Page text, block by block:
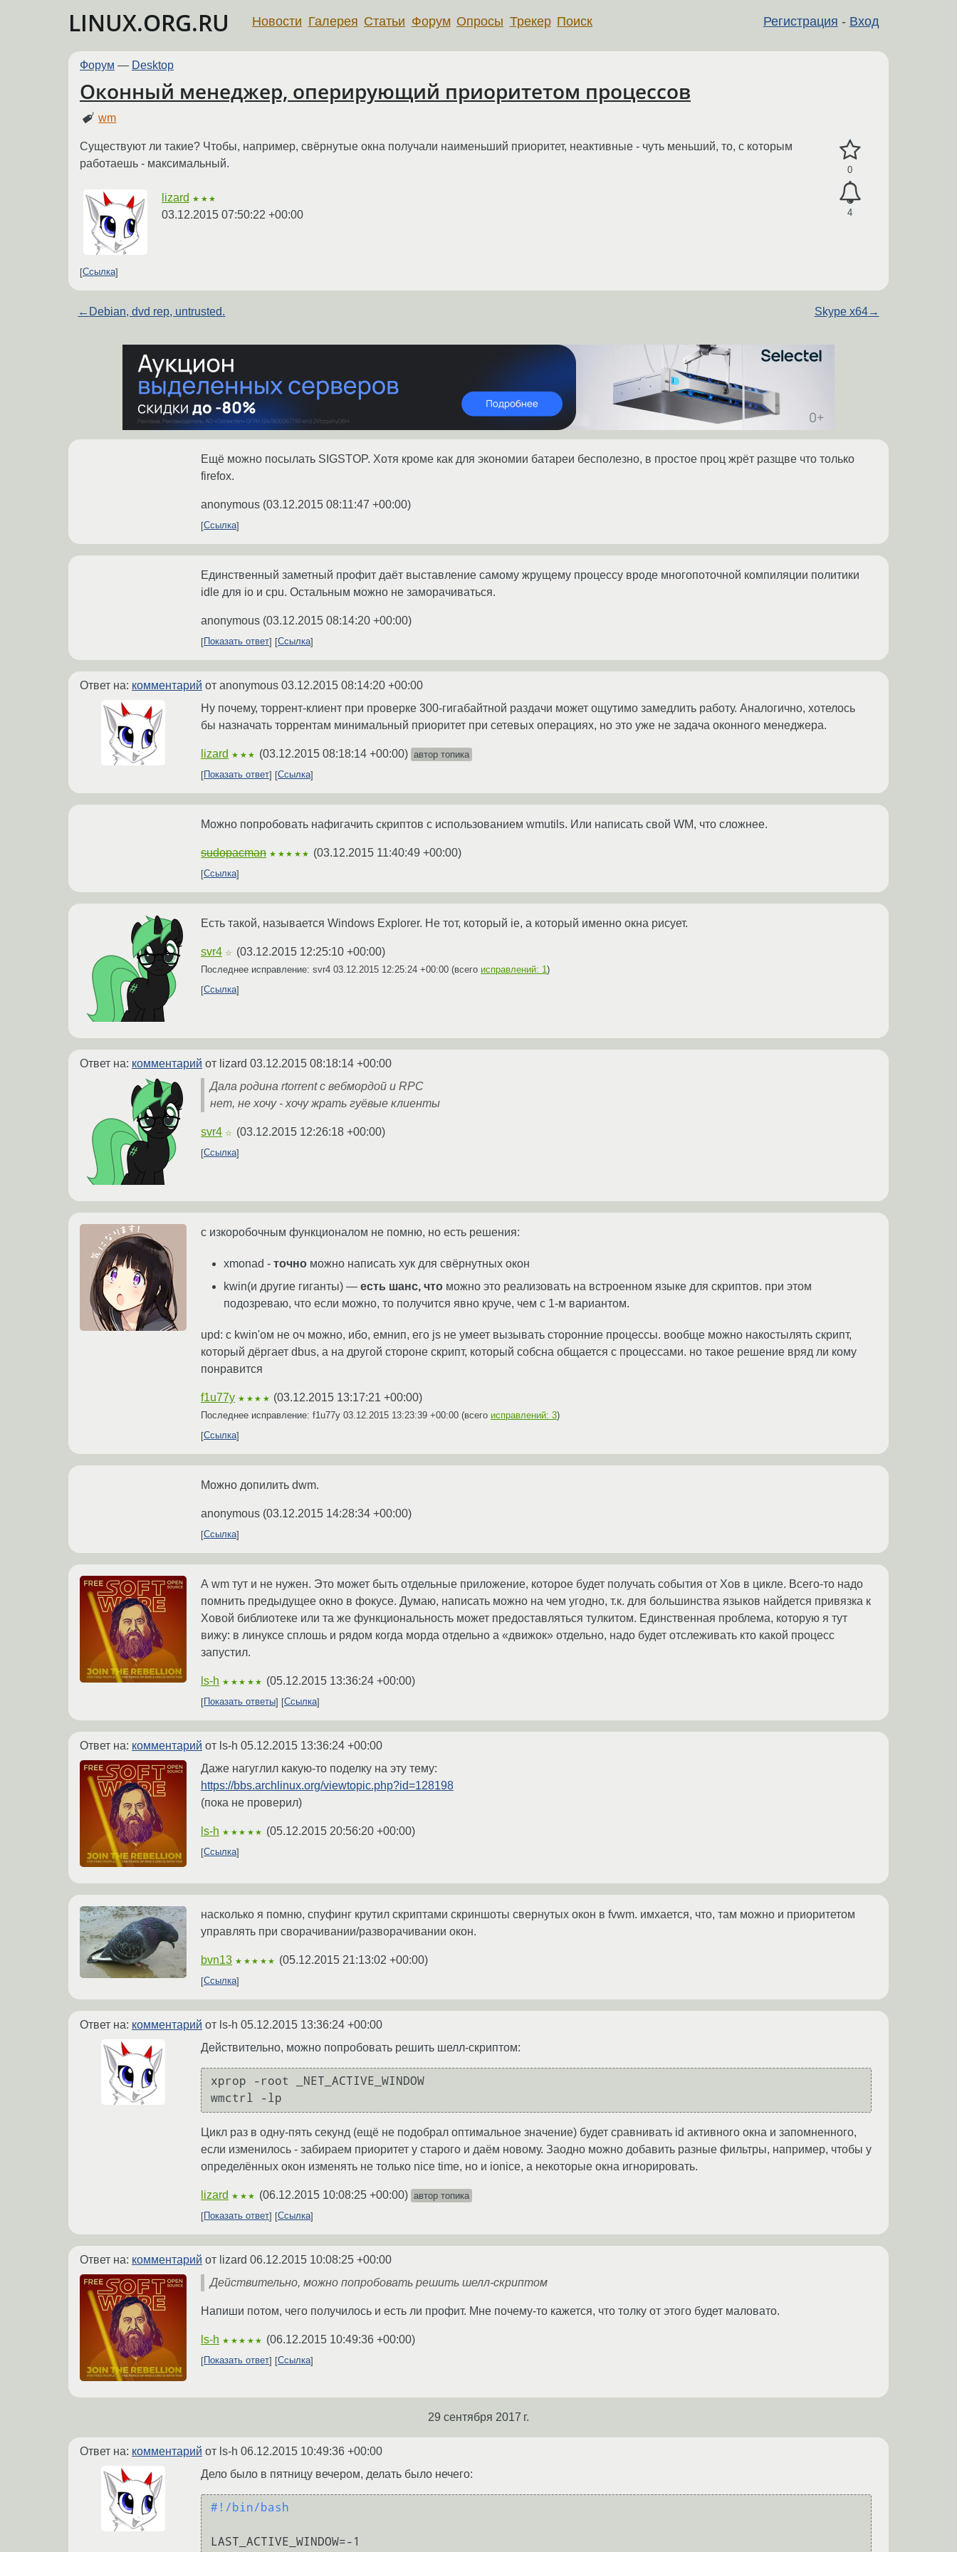
LINUX.ORG.RU Регистрация - Вход
Новости Галерея Статьи Форум Опросы Трекер Поиск
Форум — Desktop
Оконный менеджер, оперирующий приоритетом процессов
wm
0
4
Существуют ли такие? Чтобы, например, свёрнутые окна получали наименьший приоритет, неактивные - чуть меньший, то, с которым
работаешь - максимальный.
lizard ★★★
03.12.2015 07:50:22 +00:00
Ссылка
← Debian, dvd rep, untrusted. Skype x64→
Ещё можно посылать SIGSTOP. Хотя кроме как для экономии батареи бесполезно, в простое проц жрёт разщве что только
firefox.
anonymous (03.12.2015 08:11:47 +00:00)
Ссылка
Единственный заметный профит даёт выставление самому жрущему процессу вроде многопоточной компиляции политики
idle для io и cpu. Остальным можно не заморачиваться.
anonymous (03.12.2015 08:14:20 +00:00)
Показать ответ Ссылка
Ответ на: комментарий от anonymous 03.12.2015 08:14:20 +00:00
Ну почему, торрент-клиент при проверке 300-гигабайтной раздачи может ощутимо замедлить работу. Аналогично, хотелось
бы назначать торрентам минимальный приоритет при сетевых операциях, но это уже не задача оконного менеджера.
lizard ★★★ (03.12.2015 08:18:14 +00:00) автор топика
Показать ответ
Ссылка
Можно попробовать нафигачить скриптов с использованием wmutils. Или написать свой WM, что сложнее.
sudopacman ★★★★★ (03.12.2015 11:40:49 +00:00)
Ссылка
Есть такой, называется Windows Explorer. Не тот, который ie, а который именно окна рисует.
svr4 ☆ (03.12.2015 12:25:10 +00:00)
Последнее исправление: svr4 03.12.2015 12:25:24 +00:00 (всего исправлений: 1 )
Ссылка
Ответ на: комментарий от lizard 03.12.2015 08:18:14 +00:00
Дала родина rtorrent с вебмордой и RPC
нет, не хочу - хочу жрать гуёвые клиенты
svr4 ☆ (03.12.2015 12:26:18 +00:00)
Ссылка
с изкоробочным функционалом не помню, но есть решения:
xmonad - точно можно написать хук для свёрнутных окон
kwin(и другие гиганты) — есть шанс, что можно это реализовать на встроенном языке для скриптов. при этом
подозреваю, что если можно, то получится явно круче, чем с 1-м вариантом.
upd: с kwin'ом не оч можно, ибо, емнип, его js не умеет вызывать сторонние процессы. вообще можно накостылять скрипт,
который дёргает dbus, а на другой стороне скрипт, который собсна общается с процессами. но такое решение вряд ли кому
понравится
f1u77y ★★★★ (03.12.2015 13:17:21 +00:00)
Последнее исправление: f1u77y 03.12.2015 13:23:39 +00:00 (всего исправлений: 3)
Ссылка
Можно допилить dwm.
anonymous (03.12.2015 14:28:34 +00:00)
Ссылка
А wm тут и не нужен. Это может быть отдельные приложение, которое будет получать события от Хов в цикле. Всего-то надо
помнить предыдущее окно в фокусе. Думаю, написать можно на чем угодно, т.к. для большинства языков найдется привязка к
Ховой библиотеке или та же функциональность может предоставляться тулкитом. Единственная проблема, которую я тут
вижу: в линуксе сплошь и рядом когда морда отдельно а «движок» отдельно, надо будет отслеживать кто какой процесс
запустил.
ls-h ★★★★★ (05.12.2015 13:36:24 +00:00)
Показать ответы Ссылка
Ответ на: комментарий от ls-h 05.12.2015 13:36:24 +00:00
Даже нагуглил какую-то поделку на эту тему:
https://bbs.archlinux.org/viewtopic.php?id=128198
(пока не проверил)
ls-h ★★★★★ (05.12.2015 20:56:20 +00:00)
Ссылка
насколько я помню, спуфинг крутил скриптами скриншоты свернутых окон в fvwm. имхается, что, там можно и приоритетом
управлять при сворачивании/разворачивании окон.
bvn13 ★★★★★ (05.12.2015 21:13:02 +00:00)
Ссылка
Ответ на: комментарий от ls-h 05.12.2015 13:36:24 +00:00
Действительно, можно попробовать решить шелл-скриптом:
xprop -root _NET_ACTIVE_WINDOW
Цикл раз в одну-пять секунд (ещё не подобрал оптимальное значение) будет сравнивать id активного окна и запомненного,
если изменилось - забираем приоритет у старого и даём новому. Заодно можно добавить разные фильтры, например, чтобы у
определённых окон изменять не только nice time, но и ionice, а некоторые окна игнорировать.
lizard ★★★ (06.12.2015 10:08:25 +00:00) автор топика
Показать ответ
Ссылка
Ответ на: комментарий от lizard 06.12.2015 10:08:25 +00:00
Действительно, можно попробовать решить шелл-скриптом
Напиши потом, чего получилось и есть ли профит. Мне почему-то кажется, что толку от этого будет маловато.
ls-h ★★★★★ (06.12.2015 10:49:36 +00:00)
Показать ответ Ссылка
29 сентября 2017 г.
Ответ на: комментарий от ls-h 06.12.2015 10:49:36 +00:00
Дело было в пятницу вечером, делать было нечего:
#!/bin/bash
LAST_ACTIVE_WINDOW=-1